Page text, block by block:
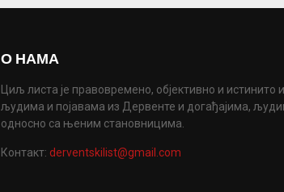
О НАМА
Циљ листа је правовремено, објективно и
људима и појавама из Дервенте и догађајима,
односно са њеним становницима.
Контакт: derventskilist@gmail.com